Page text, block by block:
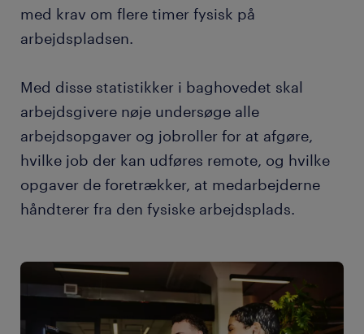
med krav om flere timer fysisk på
arbejdspladsen.
Med disse statistikker i baghovedet skal
arbejdsgivere nøje undersøge alle
arbejdsopgaver og jobroller for at afgøre,
hvilke job der kan udføres remote, og hvilke
opgaver de foretrækker, at medarbejderne
håndterer fra den fysiske arbejdsplads.